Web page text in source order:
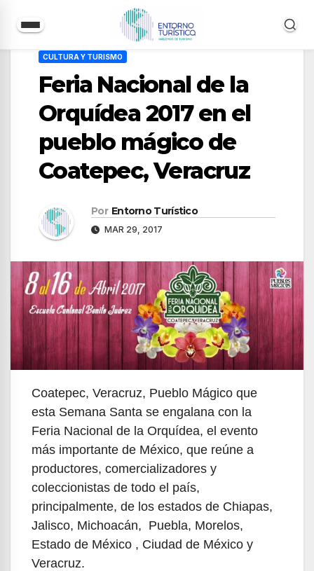
contenido
CULTURA Y TURISMO
Feria Nacional de la
Orquídea 2017 en el
pueblo mágico de
Coatepec, Veracruz
Por Entorno Turístico
MAR 29, 2017
Coatepec, Veracruz, Pueblo Mágico que
esta Semana Santa se engalana con la
Feria Nacional de la Orquídea, el evento
más importante de México, que reúne a
productores, comercializadores y
coleccionistas de todo el país,
principalmente, de los estados de Chiapas,
Jalisco, Michoacán, Puebla, Morelos,
Estado de México , Ciudad de México y
Veracruz.